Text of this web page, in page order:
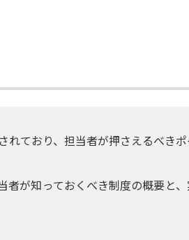
ており、担当者が押さえるべき
が知っておくべき制度の概要と